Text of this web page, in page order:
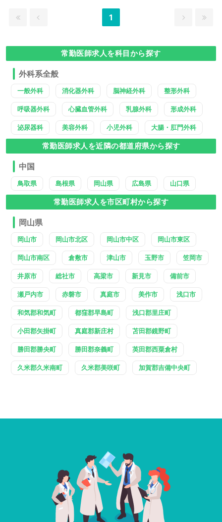
1
常勤医師求人を科目から探す
外科系全般
一般外科 消化器外科 脳神経外科 整形外科
呼吸器外科 心臓血管外科 乳腺外科 形成外科
泌尿器科 美容外科 小児外科 大腸・肛門外科
常勤医師求人を近隣の都道府県から探す
中国
鳥取県 島根県 岡山県 広島県 山口県
常勤医師求人を市区町村から探す
岡山県
岡山市 岡山市北区 岡山市中区 岡山市東区
岡山市南区 倉敷市 津山市 玉野市 笠岡市
井原市 総社市 高梁市 新見市 備前市
瀬戸内市 赤磐市 真庭市 美作市 浅口市
和気郡和気町 都窪郡早島町 浅口郡里庄町
小田郡矢掛町 真庭郡新庄村 苫田郡鏡野町
勝田郡勝央町 勝田郡奈義町 英田郡西粟倉村
久米郡久米南町 久米郡美咲町 加賀郡吉備中央町